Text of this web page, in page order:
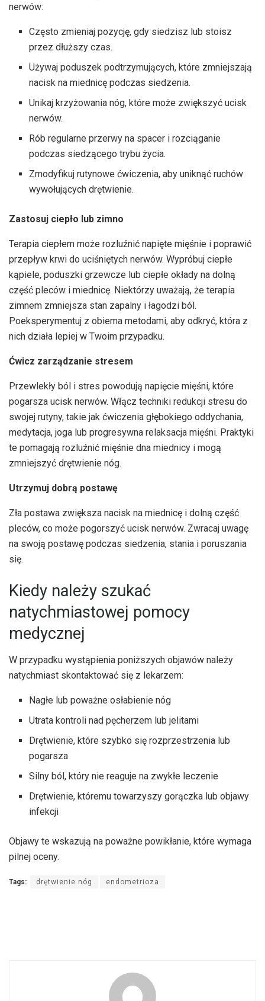
nerwów:
Często zmieniaj pozycję, gdy siedzisz lub stoisz
przez dłuższy czas.
Używaj poduszek podtrzymujących, które zmniejszają
nacisk na miednicę podczas siedzenia.
Unikaj krzyżowania nóg, które może zwiększyć ucisk
nerwów.
Rób regularne przerwy na spacer i rozciąganie
podczas siedzącego trybu życia.
Zmodyfikuj rutynowe ćwiczenia, aby uniknąć ruchów
wywołujących drętwienie.
Zastosuj ciepło lub zimno
Terapia ciepłem może rozluźnić napięte mięśnie i poprawić
przepływ krwi do uciśniętych nerwów. Wypróbuj ciepłe
kąpiele, poduszki grzewcze lub ciepłe okłady na dolną
część pleców i miednicę. Niektórzy uważają, że terapia
zimnem zmniejsza stan zapalny i łagodzi ból.
Poeksperymentuj z obiema metodami, aby odkryć, która z
nich działa lepiej w Twoim przypadku.
Ćwicz zarządzanie stresem
Przewlekły ból i stres powodują napięcie mięśni, które
pogarsza ucisk nerwów. Włącz techniki redukcji stresu do
swojej rutyny, takie jak ćwiczenia głębokiego oddychania,
medytacja, joga lub progresywna relaksacja mięśni. Praktyki
te pomagają rozluźnić mięśnie dna miednicy i mogą
zmniejszyć drętwienie nóg.
Utrzymuj dobrą postawę
Zła postawa zwiększa nacisk na miednicę i dolną część
pleców, co może pogorszyć ucisk nerwów. Zwracaj uwagę
na swoją postawę podczas siedzenia, stania i poruszania
się.
Kiedy należy szukać
natychmiastowej pomocy
medycznej
W przypadku wystąpienia poniższych objawów należy
natychmiast skontaktować się z lekarzem:
Nagłe lub poważne osłabienie nóg
Utrata kontroli nad pęcherzem lub jelitami
Drętwienie, które szybko się rozprzestrzenia lub
pogarsza
Silny ból, który nie reaguje na zwykłe leczenie
Drętwienie, któremu towarzyszy gorączka lub objawy
infekcji
Objawy te wskazują na poważne powikłanie, które wymaga
pilnej oceny.
Tags: drętwienie nóg endometrioza